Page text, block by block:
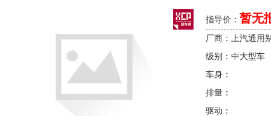
指导价： 暂无
厂商：上汽通用
级别：中大型车
车身：
排量：
驱动：